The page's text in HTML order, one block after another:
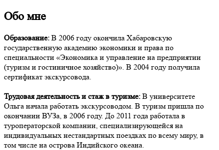
Обо мне
Образование: В 2006 году окончила Хабаровскую
государственную академию экономики и права по
специальности «Экономика и управление на предприятии
(туризм и гостиничное хозяйство)». В 2004 году получила
сертификат экскурсовода.
Трудовая деятельность и стаж в туризме: В университете
Ольга начала работать экскурсоводом. В туризм пришла по
окончании ВУЗа, в 2006 году. До 2011 года работала в
туроператорской компании, специализирующейся на
индивидуальных нестандартных поездках по всему миру, в
том числе на острова Индийского океана.